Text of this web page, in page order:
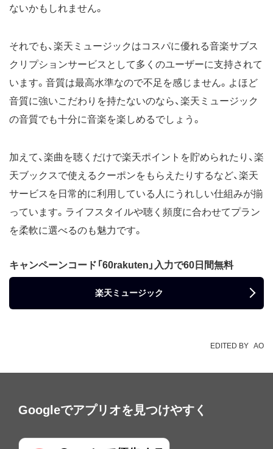
ないかもしれません。
それでも、楽天ミュージックはコスパに優れる音楽サブス
クリプションサービスとして多くのユーザーに支持されて
います。音質は最高水準なので不足を感じません。よほど
音質に強いこだわりを持たないのなら、楽天ミュージック
の音質でも十分に音楽を楽しめるでしょう。
加えて、楽曲を聴くだけで楽天ポイントを貯められたり、楽
天ブックスで使えるクーポンをもらえたりするなど、楽天
サービスを日常的に利用している人にうれしい仕組みが揃
っています。ライフスタイルや聴く頻度に合わせてプラン
を柔軟に選べるのも魅力です。
キャンペーンコード「60rakuten」入力で60日間無料
楽天ミュージック
EDITED BY AO
Googleでアプリオを見つけやすく